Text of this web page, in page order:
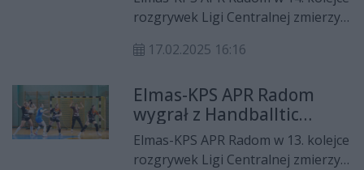
rozgrywek Ligi Centralnej zmierzył
Podopieczne Adriana Kondraciuka
17.02.2025 16:16
Elmas-KPS APR Radom
wygrał z Handballtic
Gdynia!
Elmas-KPS APR Radom w 13. kolejce
rozgrywek Ligi Centralnej zmierzył